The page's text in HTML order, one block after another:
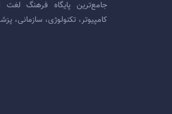
جامع‌ترین پایگاه فرهنگ لغت
کامپیوتر، تکنولوژی، سازمانی،